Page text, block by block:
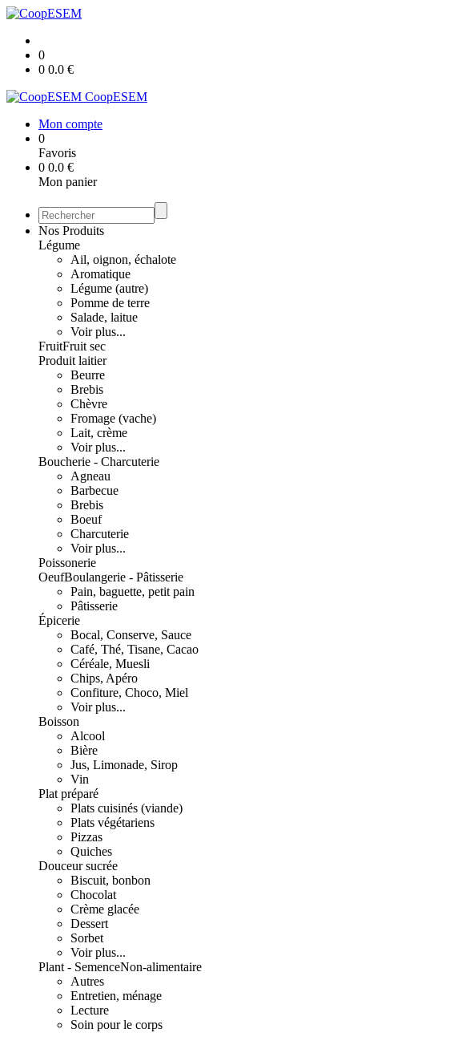
0
0 0.0 €
CoopESEM
Mon compte
0
Favoris
0 0.0 €
Mon panier
Nos Produits
Légume
Ail, oignon, échalote
Aromatique
Légume (autre)
Pomme de terre
Salade, laitue
Voir plus...
FruitFruit sec
Produit laitier
Beurre
Brebis
Chèvre
Fromage (vache)
Lait, crème
Voir plus...
Boucherie - Charcuterie
Agneau
Barbecue
Brebis
Boeuf
Charcuterie
Voir plus...
Poissonerie
OeufBoulangerie - Pâtisserie
Pain, baguette, petit pain
Pâtisserie
Épicerie
Bocal, Conserve, Sauce
Café, Thé, Tisane, Cacao
Céréale, Muesli
Chips, Apéro
Confiture, Choco, Miel
Voir plus...
Boisson
Alcool
Bière
Jus, Limonade, Sirop
Vin
Plat préparé
Plats cuisinés (viande)
Plats végétariens
Pizzas
Quiches
Douceur sucrée
Biscuit, bonbon
Chocolat
Crème glacée
Dessert
Sorbet
Voir plus...
Plant - SemenceNon-alimentaire
Autres
Entretien, ménage
Lecture
Soin pour le corps